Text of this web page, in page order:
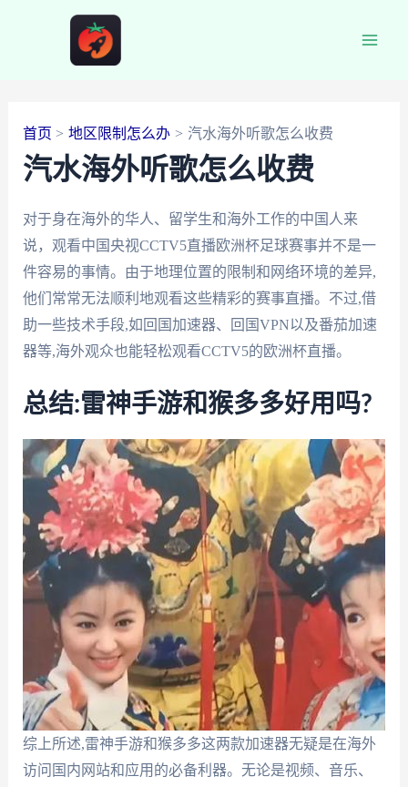
首页 地区限制怎么办 汽水海外听歌怎么收费
汽水海外听歌怎么收费
对于身在海外的华人、留学生和海外工作的中国人来
说，观看中国央视CCTV5直播欧洲杯足球赛事并不是一
件容易的事情。由于地理位置的限制和网络环境的差异,
他们常常无法顺利地观看这些精彩的赛事直播。不过,借
助一些技术手段,如回国加速器、回国VPN以及番茄加速
器等,海外观众也能轻松观看CCTV5的欧洲杯直播。
总结:雷神手游和猴多多好用吗?
综上所述,雷神手游和猴多多这两款加速器无疑是在海外
访问国内网站和应用的必备利器。无论是视频、音乐、